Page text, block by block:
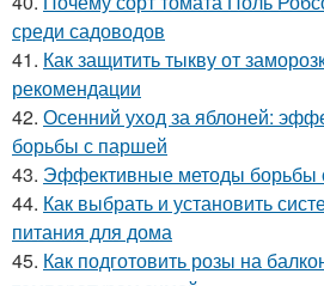
среди садоводов
41. Как защитить тыкву от
рекомендации
42. Осенний уход за яблоней:
борьбы с паршей
43. Эффективные методы борьбы
44. Как выбрать и установить
питания для дома
45. Как подготовить розы на